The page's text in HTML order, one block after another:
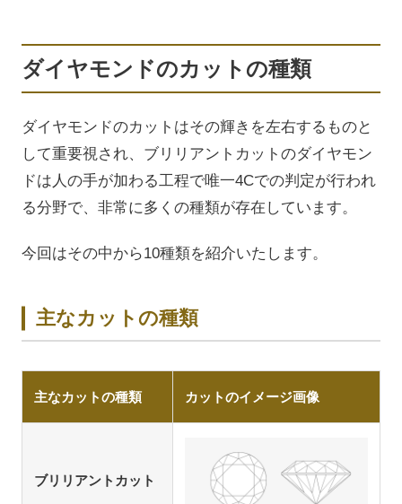
ダイヤモンドのカットの種類
ダイヤモンドのカットはその輝きを左右するものと
して重要視され、ブリリアントカットのダイヤモン
ドは人の手が加わる工程で唯一4Cでの判定が行われ
る分野で、非常に多くの種類が存在しています。
今回はその中から10種類を紹介いたします。
主なカットの種類
主なカットの種類 カットのイメージ画像
ブリリアントカット